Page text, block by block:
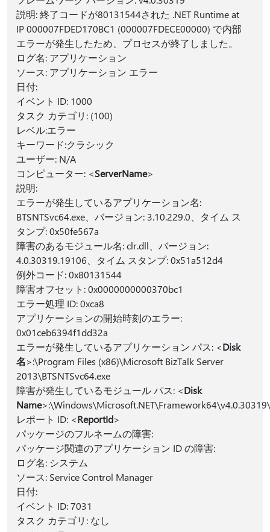
説明: 終了コードが80131544された .NET Runtime at
IP 000007FDED170BC1 (000007FDECE00000) で内部
エラーが発生したため、プロセスが終了しました。
ログ名: アプリケーション
ソース: アプリケーション エラー
日付:
イベント ID: 1000
タスク カテゴリ: (100)
レベル:エラー
キーワード:クラシック
ユーザー: N/A
コンピューター: <ServerName>
説明:
エラーが発生しているアプリケーション名:
BTSNTSvc64.exe、バージョン: 3.10.229.0、タイム ス
タンプ: 0x50fe567a
障害のあるモジュール名: clr.dll、バージョン:
4.0.30319.19106、タイム スタンプ: 0x51a512d4
例外コード: 0x80131544
障害オフセット: 0x0000000000370bc1
エラー処理 ID: 0xca8
アプリケーションの開始時刻のエラー:
0x01ceb6394f1dd32a
エラーが発生しているアプリケーション パス: <Disk
名>:\Program Files (x86)\Microsoft BizTalk Server
2013\BTSNTSvc64.exe
障害が発生しているモジュール パス: <Disk
Name
レポート ID: <ReportId>
パッケージのフルネームの障害:
パッケージ関連のアプリケーション ID の障害:
ログ名: システム
ソース: Service Control Manager
日付:
イベント ID: 7031
タスク カテゴリ: なし